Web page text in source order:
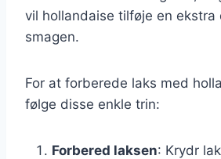
vil hollandaise tilføje en ekstra
smagen.
For at forberede laks med
følge disse enkle trin:
Forbered laksen: Krydr